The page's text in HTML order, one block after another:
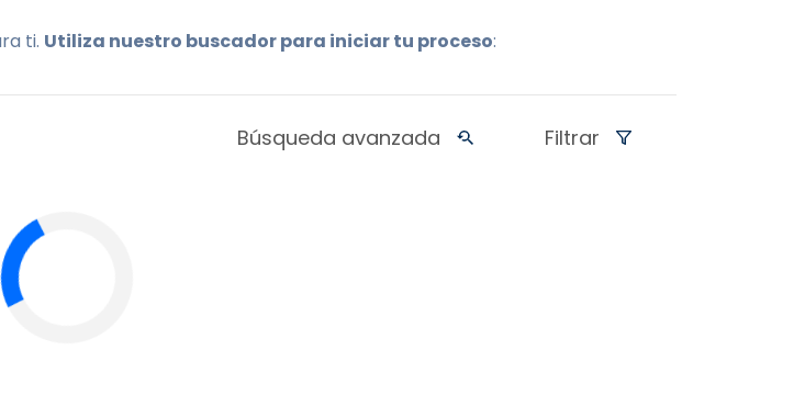
ti. Utiliza nuestro buscador para iniciar tu proceso:
Búsqueda avanzada Filtrar